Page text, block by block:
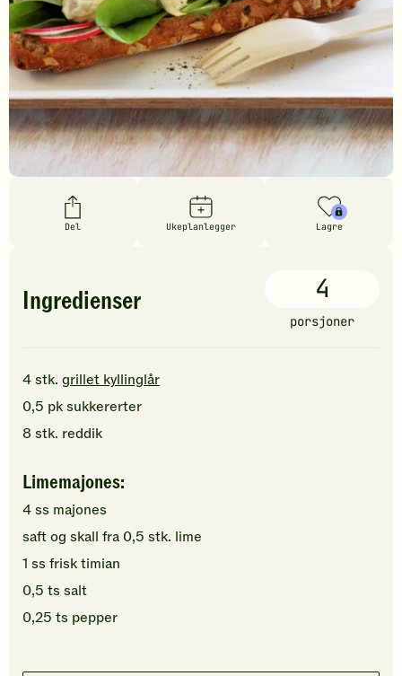
Del Ukeplanlegger Lagre
Ingredienser 4
porsjoner
4stk. grillet kyllinglår
0,5 pksukkererter
8 stk. reddik
Limemajones:
4ss majones
saft og skall fra 0,5 stk. lime
1 ss frisk timian
0,5 ts salt
0,25 ts pepper